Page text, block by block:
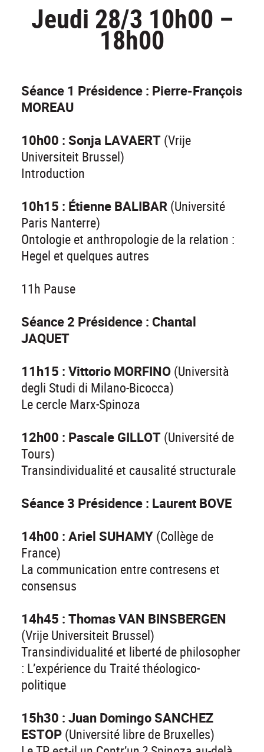
Jeudi 28/3 10h00 –
18h00
Séance 1 Présidence : Pierre-François
MOREAU
10h00 : Sonja LAVAERT (Vrije
Universiteit Brussel)
Introduction
10h15 : Étienne BALIBAR (Université
Paris Nanterre)
Ontologie et anthropologie de la relation :
Hegel et quelques autres
11h Pause
Séance 2 Présidence : Chantal
JAQUET
11h15 : Vittorio MORFINO (Università
degli Studi di Milano-Bicocca)
Le cercle Marx-Spinoza
12h00 : Pascale GILLOT (Université de
Tours)
Transindividualité et causalité structurale
Séance 3 Présidence : Laurent BOVE
14h00 : Ariel SUHAMY (Collège de
France)
La communication entre contresens et
consensus
14h45 : Thomas VAN BINSBERGEN
(Vrije Universiteit Brussel)
Transindividualité et liberté de philosopher
: L’expérience du Traité théologico-
politique
15h30 : Juan Domingo SANCHEZ
ESTOP (Université libre de Bruxelles)